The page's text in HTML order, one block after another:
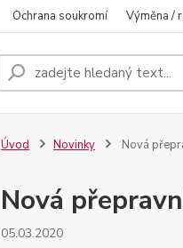
Ochrana soukromí Výměna /
Úvod Novinky Nová
Nová
05.03.2020